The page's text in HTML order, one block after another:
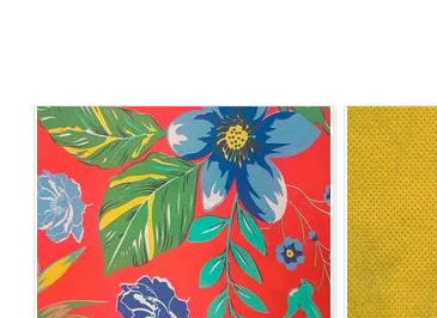
COMPOSIÇÃO:100% Algodão
LARGURA:1,40m
ORIGEM:Nacional
MARCA:Niazi